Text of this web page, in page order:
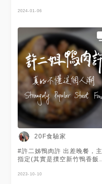
2024-01-06
20F食驗家
#許二姊鴨肉許 出差晚餐，主管
指定(其實是撲空新竹鴨香飯
的痛恨吃飯咬到 碎 骨 頭 管你
2023-10-10